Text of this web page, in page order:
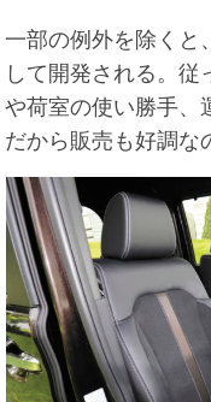
一部の例外を除くと
して開発される。従
や荷室の使い勝手、
だから販売も好調な